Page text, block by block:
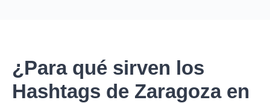
¿Para qué sirven los
Hashtags de Zaragoza en